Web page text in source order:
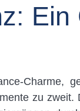
Ein
Charme,
zu zweit.